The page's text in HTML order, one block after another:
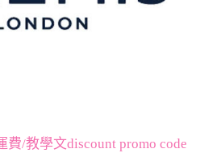
費/教學文discount promo code